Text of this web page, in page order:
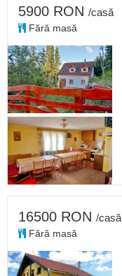
5900 RON /casă
Fără masă
16500 RON /casă
Fără masă